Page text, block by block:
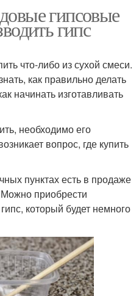
гипсовые
гипс
что-либо из сухой смеси.
как правильно делать
начинать изготавливать
необходимо его
вопрос, где купить
пунктах есть в продаже
приобрести
который будет немного